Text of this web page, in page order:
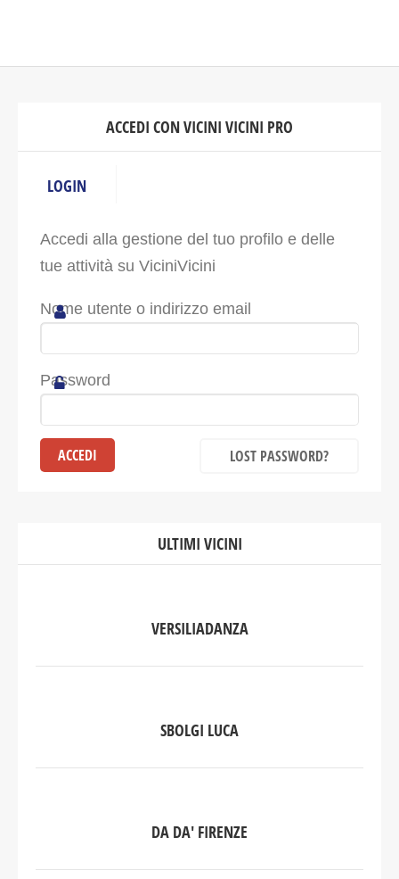
ACCEDI CON VICINI VICINI PRO
LOGIN
Accedi alla gestione del tuo profilo e delle
tue attività su ViciniVicini
Nome utente o indirizzo email
Password
LOST PASSWORD?
ULTIMI VICINI
VERSILIADANZA
SBOLGI LUCA
DA DA' FIRENZE